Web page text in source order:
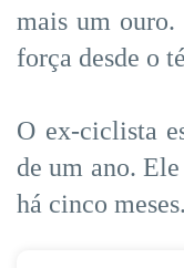
mais um
força desde o
O ex-ciclista
de um ano.
há cinco meses.